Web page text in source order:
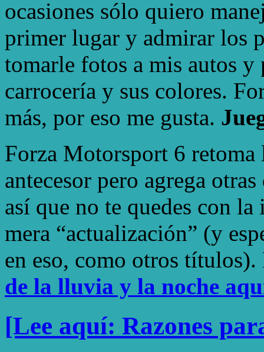
ocasiones sólo quiero
primer lugar y admirar los
tomarle fotos a mis autos
carrocería y sus colores.
más, por eso me gusta.
Forza Motorsport 6 retoma
antecesor pero agrega
así que no te quedes con la
mera “actualización” (y
en eso, como otros
de la lluvia y la noche
[Lee aquí: Razones